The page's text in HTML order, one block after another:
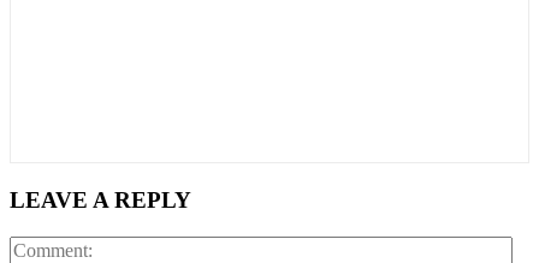
LEAVE A REPLY